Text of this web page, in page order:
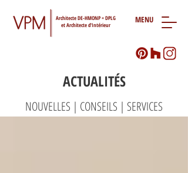
Architecte DE-HMONP = DPLG
et Architecte d'Intérieur
MENU
ACTUALITÉS
NOUVELLES | CONSEILS | SERVICES